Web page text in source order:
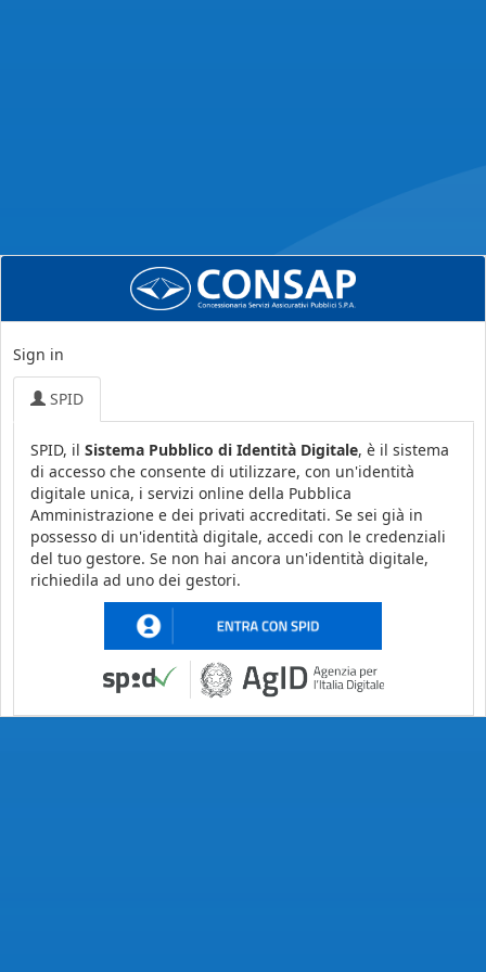
Sign in
SPID
SPID, il Sistema Pubblico di Identità Digitale, è il sistema
di accesso che consente di utilizzare, con un'identità
digitale unica, i servizi online della Pubblica
Amministrazione e dei privati accreditati. Se sei già in
possesso di un'identità digitale, accedi con le credenziali
del tuo gestore. Se non hai ancora un'identità digitale,
richiedila ad uno dei gestori.